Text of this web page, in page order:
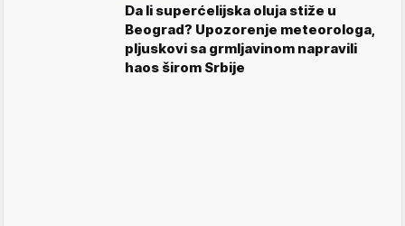
Da li superćelijska oluja stiže u
Beograd? Upozorenje meteorologa,
pljuskovi sa grmljavinom napravili
haos širom Srbije